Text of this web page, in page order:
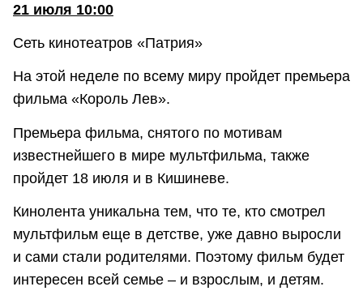
21 июля 10:00
Сеть кинотеатров «Патрия»
На этой неделе по всему миру пройдет премьера
фильма «Король Лев».
Премьера фильма, снятого по мотивам
известнейшего в мире мультфильма, также
пройдет 18 июля и в Кишиневе.
Кинолента уникальна тем, что те, кто смотрел
мультфильм еще в детстве, уже давно выросли
и сами стали родителями. Поэтому фильм будет
интересен всей семье – и взрослым, и детям.